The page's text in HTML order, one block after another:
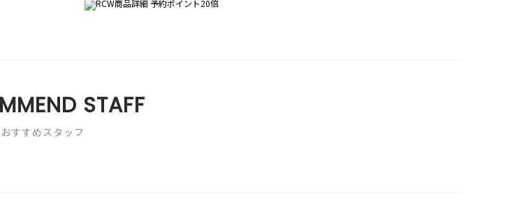
STAFF
おすすめスタッフ